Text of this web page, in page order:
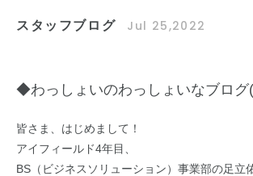
スタッフブログ Jul 25,2022
◆わっしょいのわっしょいなブロ
皆さま、はじめまして！
アイフィールド4年目、
BS（ビジネスソリューション）事業部の足立